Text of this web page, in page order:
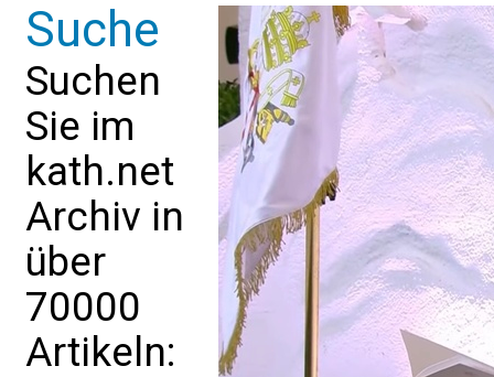
Suche
Suchen
Sie im
kath.net
Archiv in
über
70000
Artikeln: